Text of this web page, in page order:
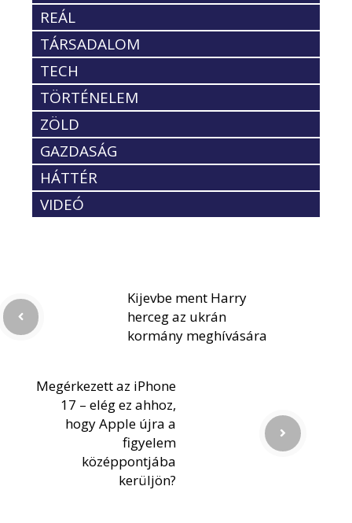
REÁL
TÁRSADALOM
TECH
TÖRTÉNELEM
ZÖLD
GAZDASÁG
HÁTTÉR
VIDEÓ
Kijevbe ment Harry
herceg az ukrán
kormány meghívására
Megérkezett az iPhone
17 – elég ez ahhoz,
hogy Apple újra a
figyelem
középpontjába
kerüljön?